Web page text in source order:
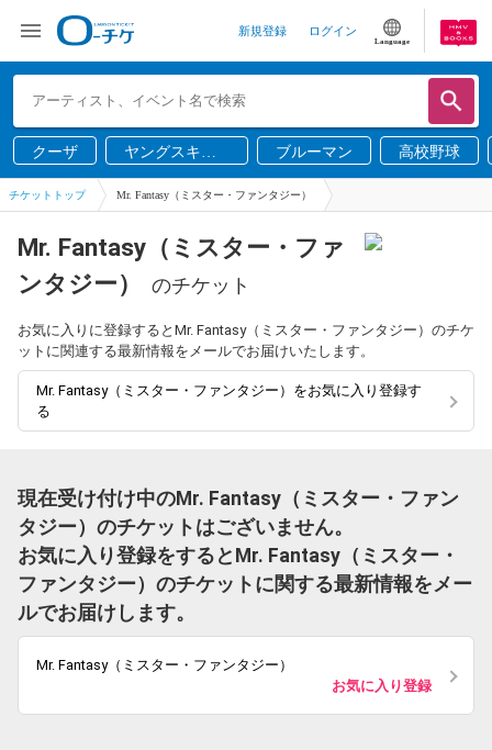
新規登録 ログイン
Language
クーザ
ヤングスキニ
ー
ブルーマン 高校野球
チケットトップ Mr. Fantasy（ミスター・ファンタジー）
Mr. Fantasy（ミスター・ファ
ンタジー）
のチケット
お気に入りに登録するとMr. Fantasy（ミスター・ファンタジー）のチケ
ットに関連する最新情報をメールでお届けいたします。
Mr. Fantasy（ミスター・ファンタジー）をお気に入り登録す
る
現在受け付け中のMr. Fantasy（ミスター・ファン
タジー）のチケットはございません。
お気に入り登録をするとMr. Fantasy（ミスター・
ファンタジー）のチケットに関する最新情報をメー
ルでお届けします。
Mr. Fantasy（ミスター・ファンタジー）
お気に入り登録